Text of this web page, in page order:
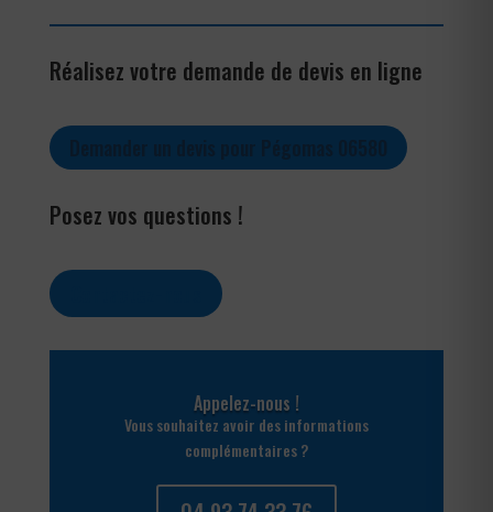
Réalisez votre demande de devis en ligne
Posez vos questions !
Appelez-nous !
Vous souhaitez avoir des informations
complémentaires ?